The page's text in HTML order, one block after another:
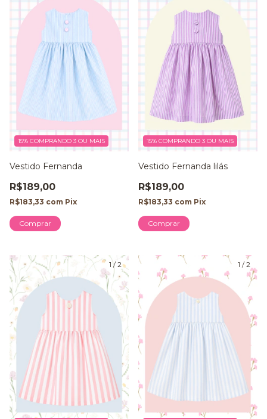
15% COMPRANDO 3 OU MAIS
Vestido Fernanda
R$189,00
R$183,33 com Pix
Comprar
15% COMPRANDO 3 OU MAIS
Vestido Fernanda lilás
R$189,00
R$183,33 com Pix
Comprar
1/2 1 /2